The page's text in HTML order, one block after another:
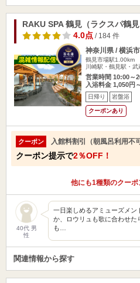
RAKU SPA 鶴見（ラクスパ鶴見
4.0点/ 184 件
神奈川県 / 横浜
鶴見市場駅1.00km
川崎駅・鶴見駅・
営業時間 10:00～
入浴料金 1,050円～
日帰り 岩盤浴
クーポンあり
クーポン 入館料割引（朝風呂利用不可
クーポン提示で2％OFF！
他にも1種類のクー
40代 男
性
一日楽しめるアミューズメン
か、ロウリュも歌に合わせた
も…
関連情報から探す